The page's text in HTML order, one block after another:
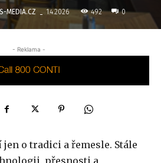
MEDIA.CZ - 1.4.2026 492 0
- Reklama -
o tradici a řemesle. Stále